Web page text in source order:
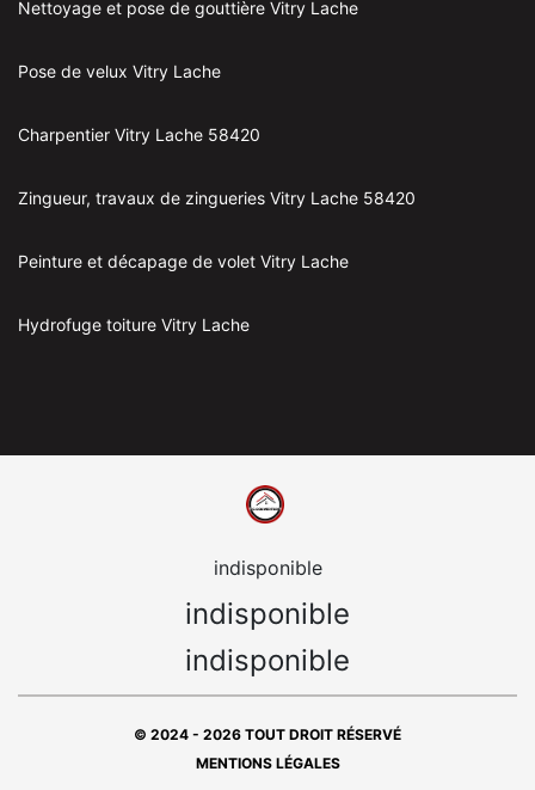
Nettoyage et pose de gouttière Vitry Lache
Pose de velux Vitry Lache
Charpentier Vitry Lache 58420
Zingueur, travaux de zingueries Vitry Lache 58420
Peinture et décapage de volet Vitry Lache
Hydrofuge toiture Vitry Lache
indisponible
indisponible
indisponible
© 2024 - 2026 TOUT DROIT RÉSERVÉ
MENTIONS LÉGALES